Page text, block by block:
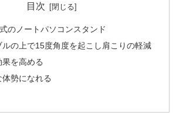
目次
のノートパソコンスタンド
ルの上で15度角度を起こし肩こりの軽減
を高める
勢になれる